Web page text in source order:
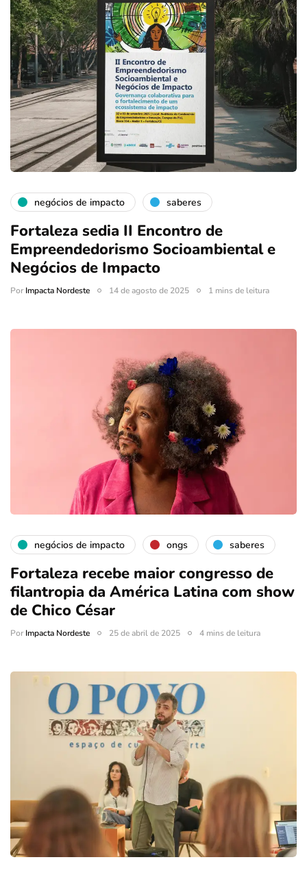
negócios de impacto saberes
Fortaleza sedia II Encontro de
Empreendedorismo Socioambiental e
Negócios de Impacto
PorImpacta Nordeste 14 de agosto de 2025 1 mins de leitura
negócios de impacto ongs saberes
Fortaleza recebe maior congresso de
filantropia da América Latina com show
de Chico César
PorImpacta Nordeste 25 de abril de 2025 4 mins de leitura